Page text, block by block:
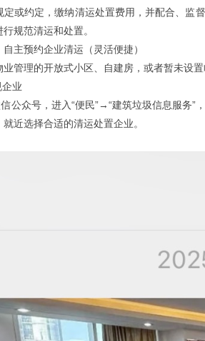
约定，缴纳清运处置费用，并配合、监
规范清运和处置。
预约企业清运（灵活便捷）
理的开放式小区、自建房，或者暂未设置
业
众号，进入“便民”→“建筑垃圾信息服务”
近选择合适的清运处置企业。